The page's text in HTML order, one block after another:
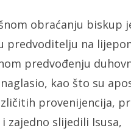
obraćanju biskup
predvoditelju na
predvođenju
kao što su
provenijencija,
zajedno slijedili Isusa,